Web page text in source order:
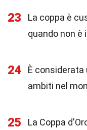
23
La coppa è
quando non è
24
È considerata
ambiti nel
25
La Coppa